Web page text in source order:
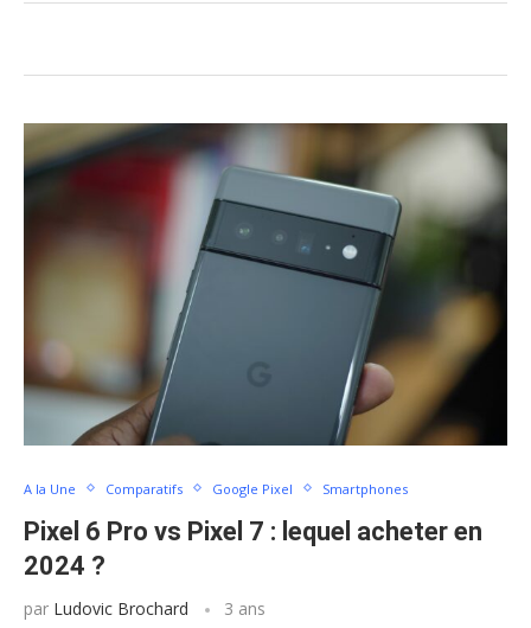
A la Une Comparatifs Google Pixel Smartphones
Pixel 6 Pro vs Pixel 7 : lequel acheter en
2024 ?
par Ludovic Brochard 3 ans